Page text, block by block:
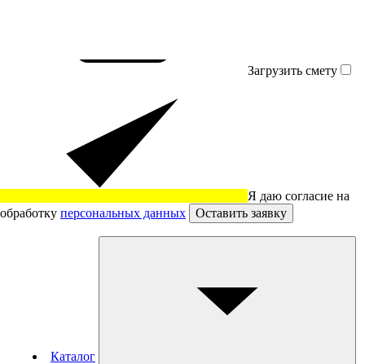
Загрузить смету
Я даю согласие на
обработку персональных данных Оставить заявку
Каталог